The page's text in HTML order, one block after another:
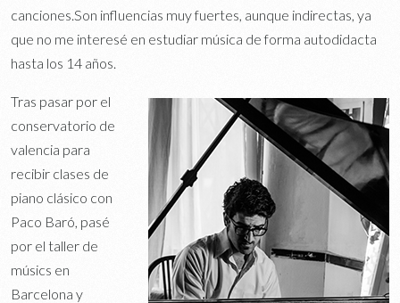
canciones.Son influencias muy fuertes, aunque indirectas, ya
que no me interesé en estudiar música de forma autodidacta
hasta los 14 años.
Tras pasar por el
conservatorio de
valencia para
recibir clases de
piano clásico con
Paco Baró, pasé
por el taller de
músics en
Barcelona y